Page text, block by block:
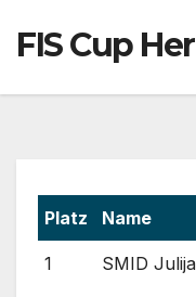
FIS Cup
Platz Name
1 SMID